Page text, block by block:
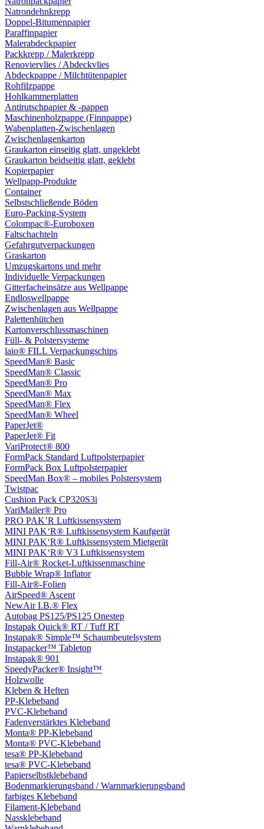
Natrondehnkrepp
Doppel-Bitumenpapier
Paraffinpapier
Malerabdeckpapier
Packkrepp / Malerkrepp
Renoviervlies / Abdeckvlies
Abdeckpappe / Milchtütenpapier
Rohfilzpappe
Hohlkammerplatten
Antirutschpapier & -pappen
Maschinenholzpappe (Finnpappe)
Wabenplatten-Zwischenlagen
Zwischenlagenkarton
Graukarton einseitig glatt, ungeklebt
Graukarton beidseitig glatt, geklebt
Kopierpapier
Wellpapp-Produkte
Container
Selbstschließende Böden
Euro-Packing-System
Colompac®-Euroboxen
Faltschachteln
Gefahrgutverpackungen
Graskarton
Umzugskartons und mehr
Individuelle Verpackungen
Gitterfacheinsätze aus Wellpappe
Endloswellpappe
Zwischenlagen aus Wellpappe
Palettenhütchen
Kartonverschlussmaschinen
Füll- & Polstersysteme
laio® FILL Verpackungschips
SpeedMan® Basic
SpeedMan® Classic
SpeedMan® Pro
SpeedMan® Max
SpeedMan® Flex
SpeedMan® Wheel
PaperJet®
PaperJet® Fit
VariProtect® 800
FormPack Standard Luftpolsterpapier
FormPack Box Luftpolsterpapier
SpeedMan Box® – mobiles Polstersystem
Twistpac
Cushion Pack CP320S3i
VariMailer® Pro
PRO PAK’R Luftkissensystem
MINI PAK‘R® Luftkissensystem Kaufgerät
MINI PAK‘R® Luftkissensystem Mietgerät
MINI PAK‘R® V3 Luftkissensystem
Fill-Air® Rocket-Luftkissenmaschine
Bubble Wrap® Inflator
Fill-Air®-Folien
AirSpeed® Ascent
NewAir I.B.® Flex
Autobag PS125/PS125 Onestep
Instapak Quick® RT / Tuff RT
Instapak® Simple™ Schaumbeutelsystem
Instapacker™ Tabletop
Instapak® 901
SpeedyPacker® Insight™
Holzwolle
Kleben & Heften
PP-Klebeband
PVC-Klebeband
Fadenverstärktes Klebeband
Monta® PP-Klebeband
Monta® PVC-Klebeband
tesa® PP-Klebeband
tesa® PVC-Klebeband
Papierselbstklebeband
Bodenmarkierungsband / Warnmarkierungsband
farbiges Klebeband
Filament-Klebeband
Nassklebeband